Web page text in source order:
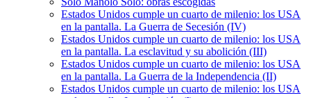
Estados Unidos cumple un cuarto de milenio: los USA
en la pantalla. La Guerra de Secesión (IV)
Estados Unidos cumple un cuarto de milenio: los USA
en la pantalla. La esclavitud y su abolición (III)
Estados Unidos cumple un cuarto de milenio: los USA
en la pantalla. La Guerra de la Independencia (II)
Estados Unidos cumple un cuarto de milenio: los USA